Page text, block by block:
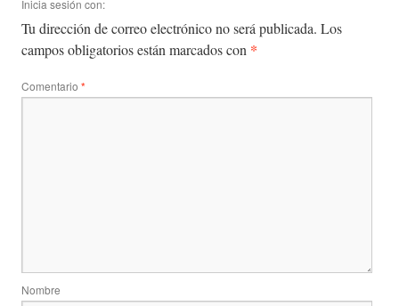
Inicia sesión con:
Tu dirección de correo electrónico no será publicada. Los
campos obligatorios están marcados con *
Comentario *
Nombre